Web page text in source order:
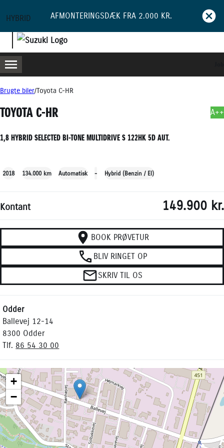
AFMONTERINGSDÆK FRA 2.000 KR.
MENU
Brugte biler Toyota C-HR
TOYOTA C-HR
1,8 HYBRID SELECTED BI-TONE MULTIDRIVE S 122HK 5D AUT.
A++
HYBRID
2018 134.000 km Automatisk - Hybrid (Benzin / El)
Kontant 149.900 kr.
BOOK PRØVETUR
BLIV RINGET OP
SKRIV TIL OS
Odder
Ballevej 12-14
8300 Odder
Tlf. 86 54 30 00